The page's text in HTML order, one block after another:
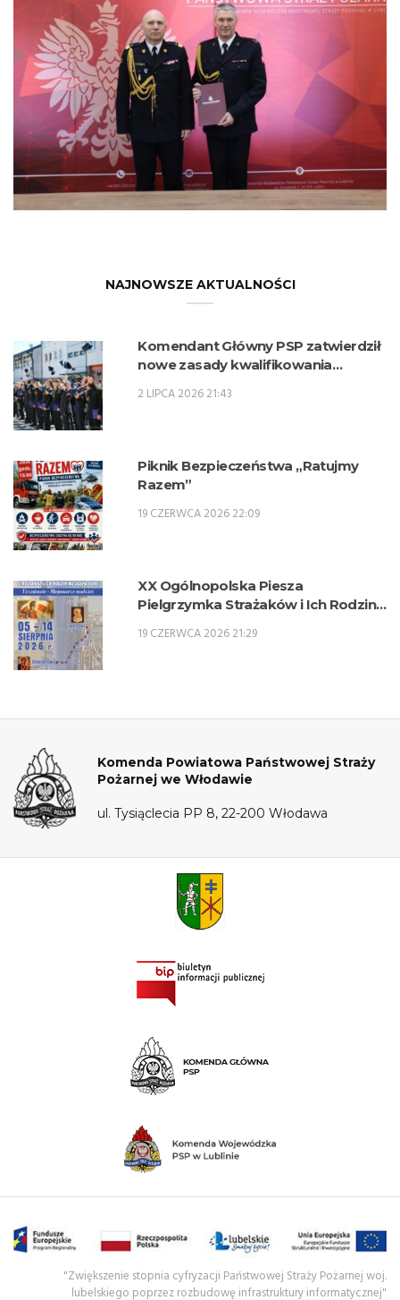
NAJNOWSZE AKTUALNOŚCI
Komendant Główny PSP zatwierdził
nowe zasady kwalifikowania
zawodowe w zawodzie technik
2 LIPCA 2026 21:43
Piknik Bezpieczeństwa „Ratujmy
Razem”
19 CZERWCA 2026 22:09
XX Ogólnopolska Piesza
Pielgrzymka Strażaków i Ich Rodzin
19 CZERWCA 2026 21:29
Komenda Powiatowa Państwowej Straży
Pożarnej we Włodawie
ul. Tysiąclecia PP 8, 22-200 Włodawa
"Zwiększenie stopnia cyfryzacji Państwowej Straży Pożarnej woj.
lubelskiego poprzez rozbudowę infrastruktury informatycznej"